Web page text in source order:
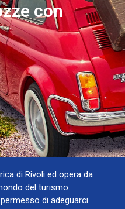
con
di Rivoli ed opera da
del turismo.
di adeguarci